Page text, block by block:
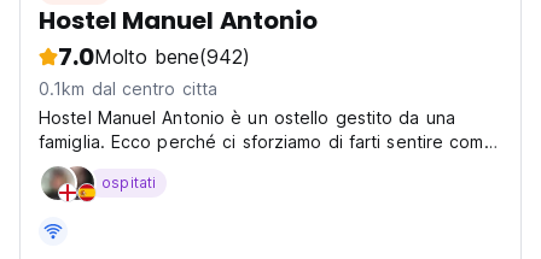
Hostel Manuel Antonio
7.0Molto bene(942)
0.1km dal centro citta
Hostel Manuel Antonio è un ostello gestito da una
famiglia. Ecco perché ci sforziamo di farti sentire come
a casa.
ospitati